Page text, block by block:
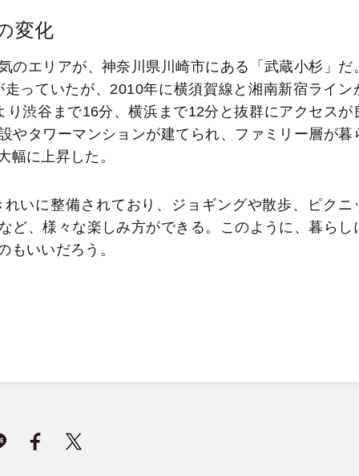
変化
エリアが、神奈川県川崎市にある「武蔵小杉」だ。
っていたが、2010年に横須賀線と湘南新宿ライン
渋谷まで16分、横浜まで12分と抜群にアクセスが
やタワーマンションが建てられ、ファミリー層が暮
幅に上昇した。
いに整備されており、ジョギングや散歩、ピクニ
ど、様々な楽しみ方ができる。このように、暮らし
もいいだろう。